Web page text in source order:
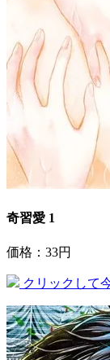
奇習愛 1
価格：33円
クリックして